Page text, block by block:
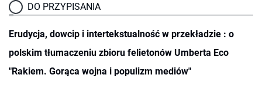
DO PRZYPISANIA
Erudycja, dowcip i intertekstualność w przekładzie : o
polskim tłumaczeniu zbioru felietonów Umberta Eco
"Rakiem. Gorąca wojna i populizm mediów"